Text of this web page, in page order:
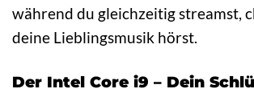
während du gleichzeitig streamst,
deine Lieblingsmusik hörst.
Der Intel Core i9 – Dein